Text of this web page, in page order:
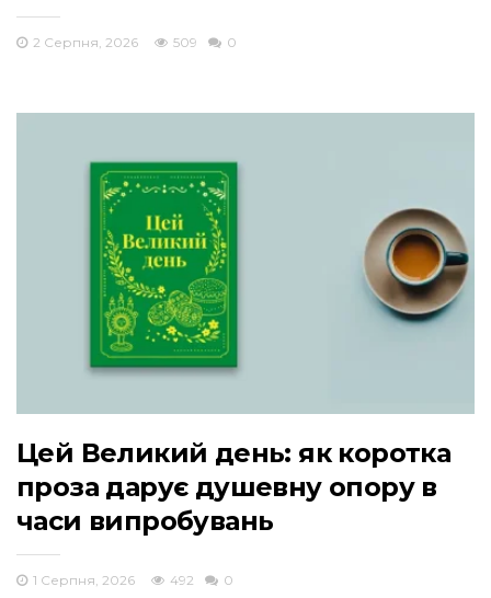
2 Серпня, 2026 509 0
Цей Великий день: як коротка
проза дарує душевну опору в
часи випробувань
1 Серпня, 2026 492 0